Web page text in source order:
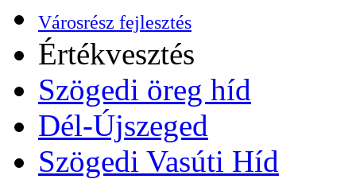
Városrész fejlesztés
Értékvesztés
Szögedi öreg híd
Dél-Újszeged
Szögedi Vasúti Híd